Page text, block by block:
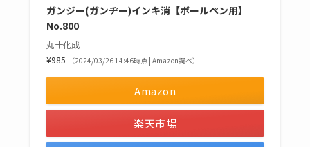
ガンジー(ガンヂー)インキ消【ボールペン用】
No.800
丸十化成
¥985
（2024/03/26 14:46時点 | Amazon調べ）
Amazon
楽天市場